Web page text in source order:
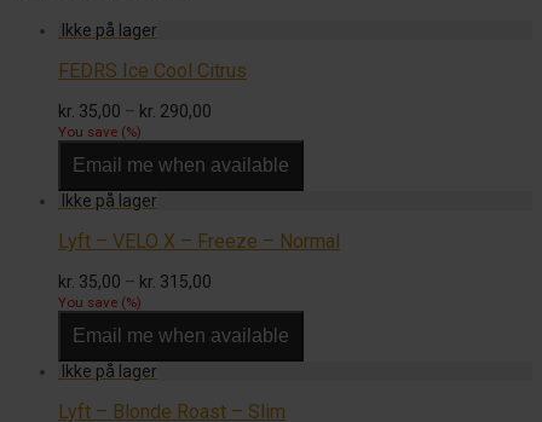
FEDRS Ice Cool Citrus
kr. 35,00 – kr. 290,00
kr. 290,00
You save (%)
Email me when available
Lyft – VELO X – Freeze – Normal
kr. 35,00 – kr. 315,00
kr. 315,00
You save (%)
Email me when available
Lyft – Blonde Roast – Slim